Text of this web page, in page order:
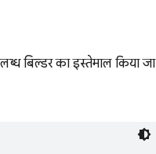
बिल्डर का इस्तेमाल किया जा